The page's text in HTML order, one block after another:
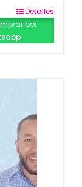
Detalles
por